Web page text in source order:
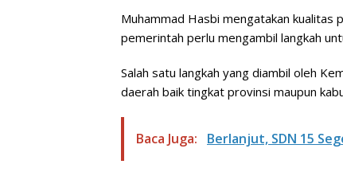
Muhammad Hasbi mengatakan kualitas
pemerintah perlu mengambil langkah
Salah satu langkah yang diambil oleh
daerah baik tingkat provinsi maupun
Baca Juga: Berlanjut, SDN 15